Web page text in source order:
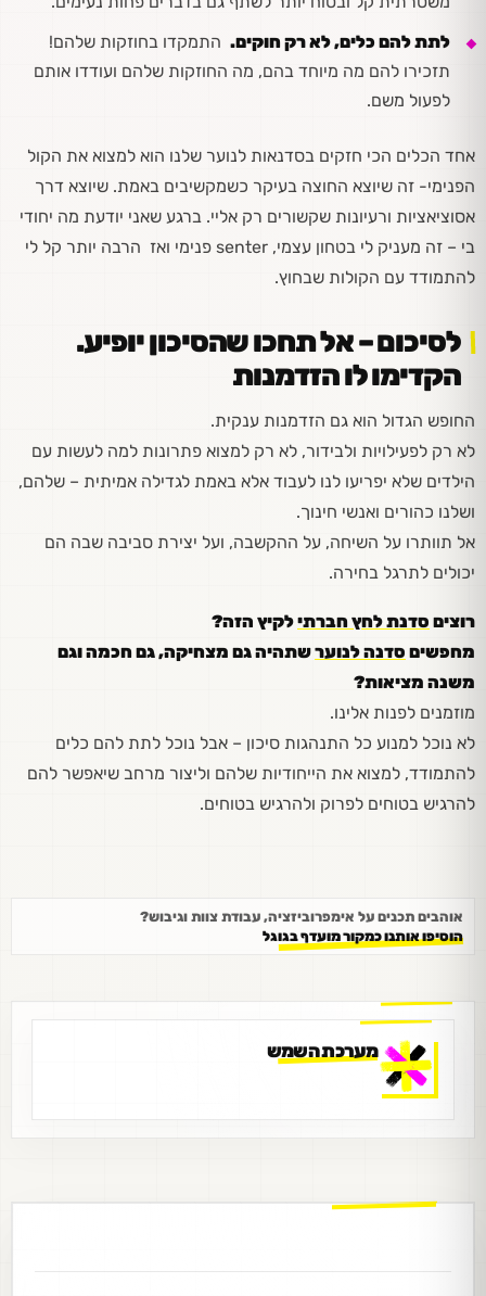
לתת להם כלים, לא רק חוקים. התמקדו בחוזקות שלהם!
תזכירו להם מה מיוחד בהם, מה החוזקות שלהם ועודדו אותם
לפעול משם.
אחד הכלים הכי חזקים בסדנאות לנוער שלנו הוא למצוא את הקול
הפנימי- זה שיוצא החוצה בעיקר כשמקשיבים באמת. שיוצא דרך
אסוציאציות ורעיונות שקשורים רק אליי. ברגע שאני יודעת מה יחודי
בי – זה מעניק לי בטחון עצמי, senter פנימי ואז הרבה יותר קל לי
להתמודד עם הקולות שבחוץ.
לסיכום – אל תחכו שהסיכון יופיע.
הקדימו לו הזדמנות
החופש הגדול הוא גם הזדמנות ענקית.
לא רק לפעילויות ולבידור, לא רק למצוא פתרונות למה לעשות עם
הילדים שלא יפריעו לנו לעבוד אלא באמת לגדילה אמיתית – שלהם,
ושלנו כהורים ואנשי חינוך.
אל תוותרו על השיחה, על ההקשבה, ועל יצירת סביבה שבה הם
יכולים לתרגל בחירה.
רוצים סדנת לחץ חברתילקיץ הזה?
מחפשים סדנה לנוערשתהיה גם מצחיקה, גם חכמה וגם
משנה מציאות?
מוזמנים לפנות אלינו.
לא נוכל למנוע כל התנהגות סיכון – אבל נוכל לתת להם כלים
להתמודד, למצוא את הייחודיות שלהם וליצור מרחב שיאפשר להם
להרגיש בטוחים לפרוק ולהרגיש בטוחים.
אוהבים תכנים על אימפרוביזציה, עבודת צוות וגיבוש?
הוסיפו אותנו כמקור מועדף בגוגל
מערכת השמש